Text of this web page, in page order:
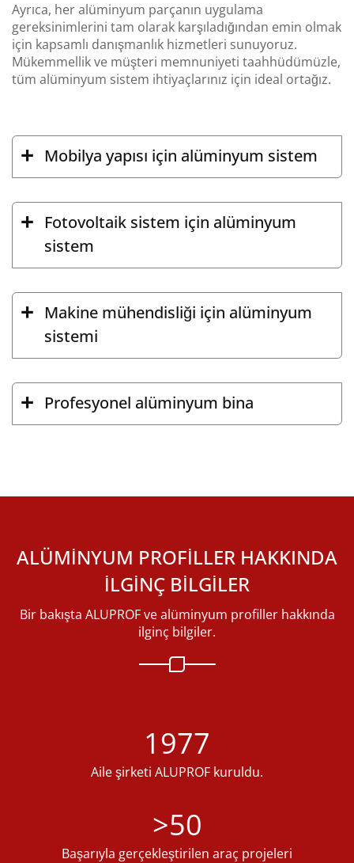
Ayrıca, her alüminyum parçanın uygulama
gereksinimlerini tam olarak karşıladığından emin olmak
için kapsamlı danışmanlık hizmetleri sunuyoruz.
Mükemmellik ve müşteri memnuniyeti taahhüdümüzle,
tüm alüminyum sistem ihtiyaçlarınız için ideal ortağız.
Mobilya yapısı için alüminyum sistem
Fotovoltaik sistem için alüminyum
sistem
Makine mühendisliği için alüminyum
sistemi
Profesyonel alüminyum bina
ALÜMINYUM PROFILLER HAKKINDA
ILGINÇ BILGILER
Bir bakışta ALUPROF ve alüminyum profiller hakkında
ilginç bilgiler.
1977
Aile şirketi ALUPROF kuruldu.
>50
Başarıyla gerçekleştirilen araç projeleri